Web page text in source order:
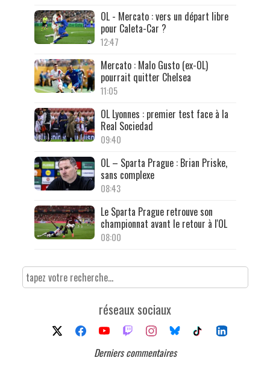
OL - Mercato : vers un départ libre
pour Caleta-Car ?
12:47
Mercato : Malo Gusto (ex-OL)
pourrait quitter Chelsea
11:05
OL Lyonnes : premier test face à la
Real Sociedad
09:40
OL – Sparta Prague : Brian Priske,
sans complexe
08:43
Le Sparta Prague retrouve son
championnat avant le retour à l'OL
08:00
réseaux sociaux
Derniers commentaires